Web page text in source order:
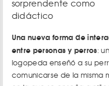
sorprendente como
didáctico
Una nueva forma de
entre personas y perros:
logopeda enseñó a su
comunicarse de la misma